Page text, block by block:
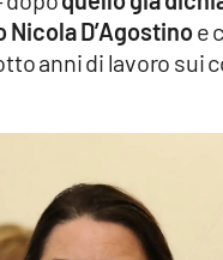
D’Agostinoe
anni di lavoro sui